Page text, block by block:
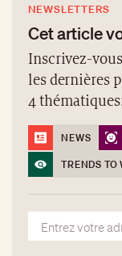
NEWSLETTERS
Cet article
Inscrivez-
les dernières
4
NEWS
TRENDS TO